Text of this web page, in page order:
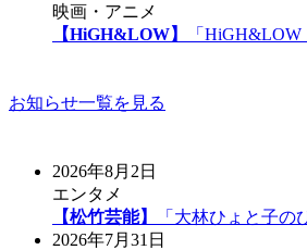
映画・アニメ
【HiGH&LOW】
「
お知らせ一覧を見る
2026年8月2日
エンタメ
【松竹芸能】
「大林ひょと子
2026年7月31日